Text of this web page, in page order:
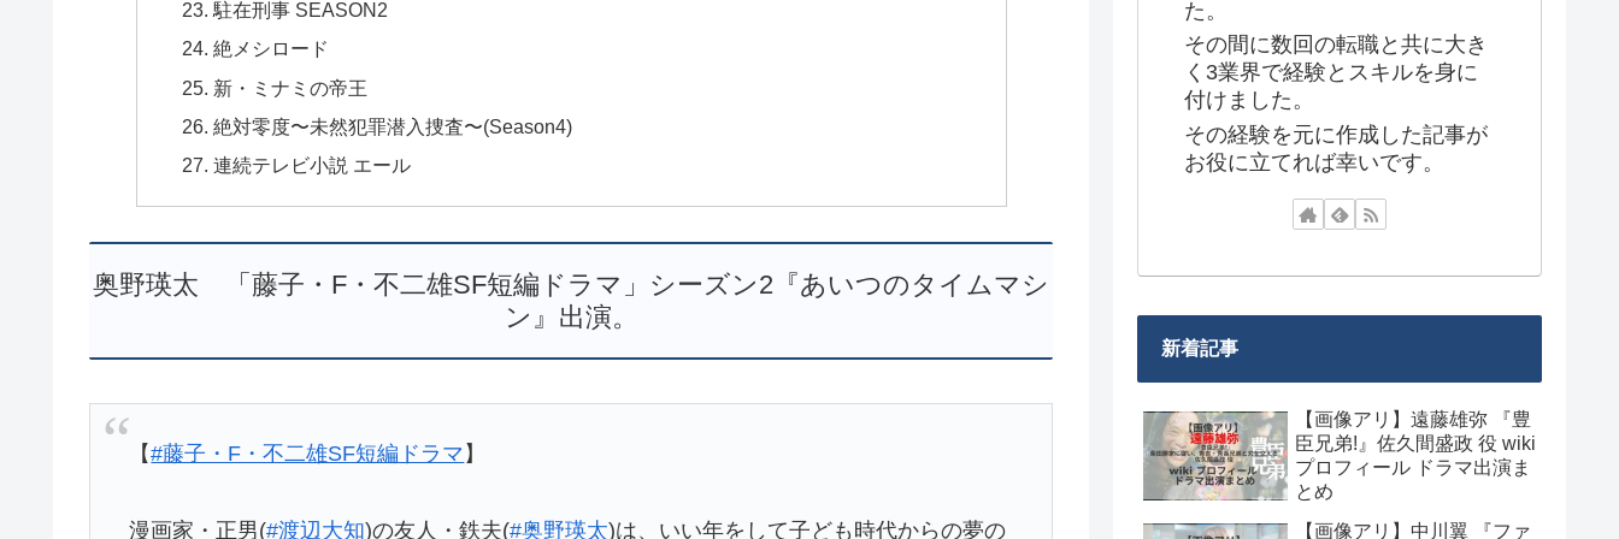
駐在刑事 SEASON2
絶メシロード
新・ミナミの帝王
絶対零度〜未然犯罪潜入捜査〜(Season4)
連続テレビ小説 エール
奥野瑛太 「藤子・F・不二雄SF短編ドラマ」シーズン2『あいつのタイムマシ
ン』出演。
【#藤子・F・不二雄SF短編ドラマ 】
漫画家・正男(#渡辺大知)の友人・鉄夫(#奥野瑛太)は、いい年をして子ども時代からの夢の
た。
その間に数回の転職と共に大き
く3業界で経験とスキルを身に
付けました。
その経験を元に作成した記事が
お役に立てれば幸いです。
新着記事
【画像アリ】遠藤雄弥 『豊
臣兄弟!』佐久間盛政 役 wiki
プロフィール ドラマ出演ま
とめ
【画像アリ】中川翼 『ファ